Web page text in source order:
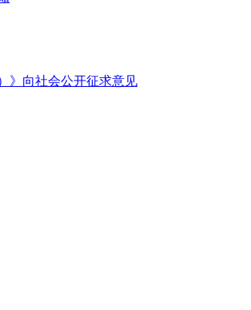
》向社会公开征求意见